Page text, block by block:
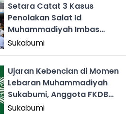
Setara Catat 3 Kasus
Penolakan Salat Id
Muhammadiyah Imbas
Perbedaan Idulfitri
Sukabumi
Ujaran Kebencian di Momen
Lebaran Muhammadiyah
Sukabumi, Anggota FKDB
Dipecat dan Dipolisikan
Sukabumi